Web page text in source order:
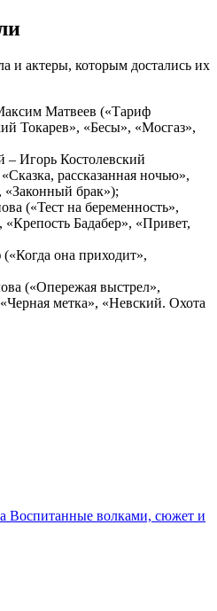
и актеры, которым достались их
Матвеев («Тариф
Токарев», «Бесы», «Мосгаз»,
– Игорь Костолевский
рассказанная ночью»,
«Законный брак»);
(«Тест на беременность»,
«Крепость Бадабер», «Привет,
она приходит»,
(«Опережая выстрел»,
метка», «Невский. Охота
Воспитанные волками, сюжет и